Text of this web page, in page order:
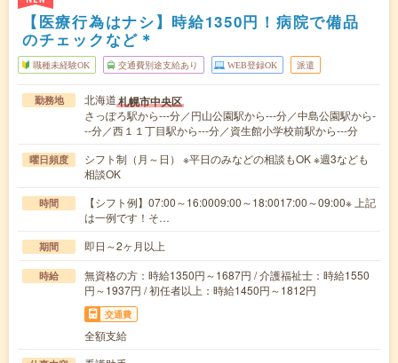
【医療行為はナシ】時給1350円！病院で備品
のチェックなど＊
職種未経験OK 交通費別途支給あり WEB登録OK 派遣
勤務地 北海道札幌市中央区
さっぽろ駅から---分／円山公園駅から---分／中島公園駅から-
--分／西１１丁目駅から---分／資生館小学校前駅から---分
曜日頻度
シフト制（月～日） ※平日のみなどの相談もOK ※週3なども
相談OK
時間
【シフト例】07:00～16:0009:00～18:0017:00～09:00※ 上記
は一例です！そ…
期間 即日～2ヶ月以上
時給
無資格の方：時給1350円～1687円 / 介護福祉士：時給1550
円～1937円 / 初任者以上：時給1450円～1812円
交通費
全額支給